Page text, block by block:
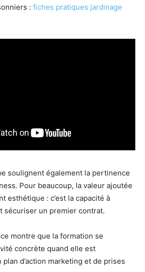
: fiches pratiques jardinage
soulignent également la pertinence
Pour beaucoup, la valeur ajoutée
esthétique : c’est la capacité à
sécuriser un premier contrat.
montre que la formation se
concrète quand elle est
plan d’action marketing et de prises